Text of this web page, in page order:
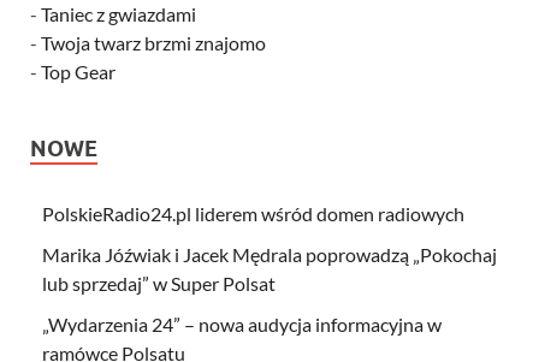
- Taniec z gwiazdami
- Twoja twarz brzmi znajomo
- Top Gear
NOWE
PolskieRadio24.pl liderem wśród domen radiowych
Marika Jóźwiak i Jacek Mędrala poprowadzą „Pokochaj
lub sprzedaj” w Super Polsat
„Wydarzenia 24” – nowa audycja informacyjna w
ramówce Polsatu